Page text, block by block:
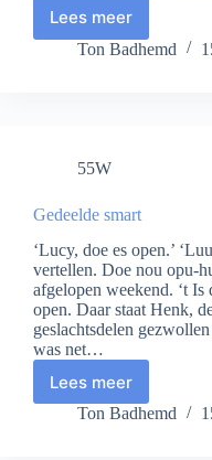
Lees meer
Ik
doe
Ton Badhemd
55W
Gedeelde smart
‘Lucy, doe es open.’
vertellen. Doe nou opu-
afgelopen weekend. ‘t Is
open. Daar staat Henk,
geslachtsdelen
was net…
Lees meer
Gedeelde
smart
Ton Badhemd